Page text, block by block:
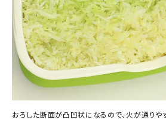
おろした断面が凸凹状になるので、火が通りや